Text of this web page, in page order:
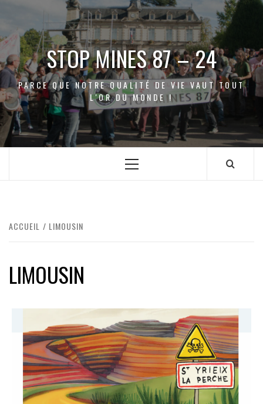
contenu
STOP MINES 87 – 24
PARCE QUE NOTRE QUALITÉ DE VIE VAUT TOUT
L'OR DU MONDE !
Menu
ACCUEIL LIMOUSIN
LIMOUSIN